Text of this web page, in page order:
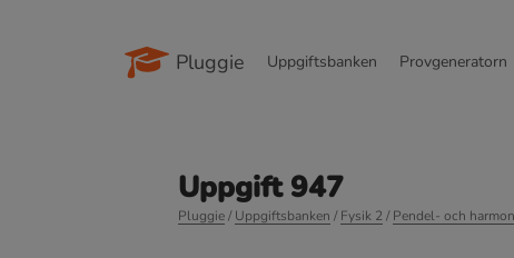
Pluggie Uppgiftsbanken Provgeneratorn
Uppgift 947
Pluggie/Uppgiftsbanken /Fysik 2/Pendel- och